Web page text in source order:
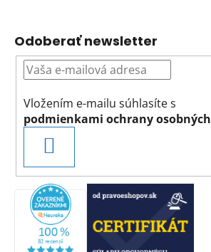
Odoberať newsletter
Vložením e-mailu súhlasíte s
podmienkami ochrany
SA